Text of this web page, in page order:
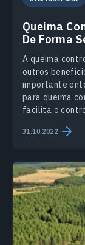
Queima
De Forma
A queima
outros
importante
para queima
facilita o
31.10.2022